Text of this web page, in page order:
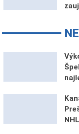
NHL